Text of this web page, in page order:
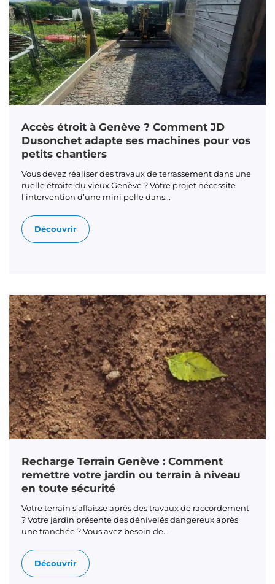
Accès étroit à Genève ? Comment JD
Dusonchet adapte ses machines pour vos
petits chantiers
Vous devez réaliser des travaux de terrassement dans une
ruelle étroite du vieux Genève ? Votre projet nécessite
l’intervention d’une mini pelle dans...
Découvrir
Recharge Terrain Genève : Comment
remettre votre jardin ou terrain à niveau
en toute sécurité
Votre terrain s’affaisse après des travaux de raccordement
? Votre jardin présente des dénivelés dangereux après
une tranchée ? Vous avez besoin de...
Découvrir